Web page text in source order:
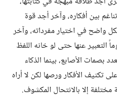
بين أفكاره، وآخر أجد قوة
واضح في اختيار مفرداته، وآخر
التعبير عنها حتى لو خانه اللفظ
بصمات الأصابع، بينما الذكاء
تكثيف الأفكار ورصها لكن لا أراه
إلا بالانتحال المكشوف.